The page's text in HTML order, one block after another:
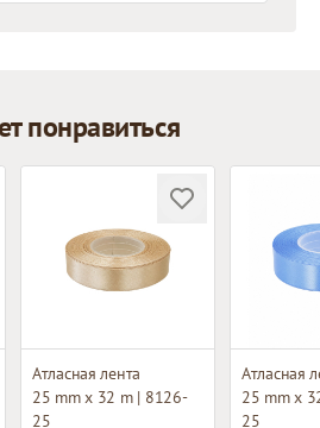
понравиться
Атласная лента
25 mm x 32 m | 8126-
25
Атласная
25 mm x
25